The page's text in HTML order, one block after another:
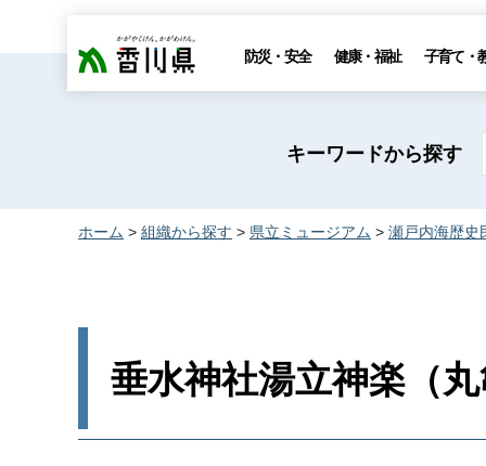
香川県 防災・安全 健康・福祉 子育て・
キーワードから探す
ホーム > 組織から探す > 県立ミュージアム > 瀬戸内海歴史
垂水神社湯立神楽（